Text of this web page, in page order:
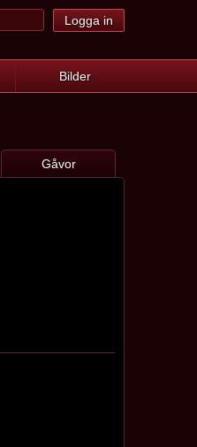
Bilder
Gåvor